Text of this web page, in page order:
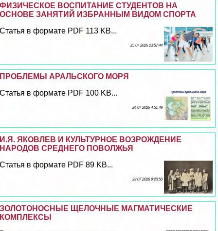
ФИЗИЧЕСКОЕ ВОСПИТАНИЕ СТУДЕНТОВ НА
ОСНОВЕ ЗАНЯТИЙ ИЗБРАННЫМ ВИДОМ СПОРТА
Статья в формате PDF 113 KB...
25 07 2026 23:57:44
ПРОБЛЕМЫ АРАЛЬСКОГО МОРЯ
Статья в формате PDF 100 KB...
24 07 2026 4:51:49
И.Я. ЯКОВЛЕВ И КУЛЬТУРНОЕ ВОЗРОЖДЕНИЕ
НАРОДОВ СРЕДНЕГО ПОВОЛЖЬЯ
Статья в формате PDF 89 KB...
23 07 2026 9:20:50
ЗОЛОТОНОСНЫЕ ЩЕЛОЧНЫЕ МАГМАТИЧЕСКИЕ
КОМПЛЕКСЫ